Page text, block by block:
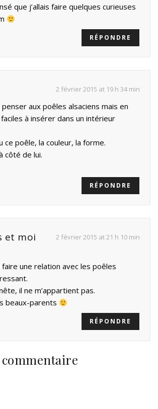
que j’allais faire quelques curieuses
RÉPONDRE
2 février 2015 at 19 h 34 min
aux poêles alsaciens mais en
à insérer dans un intérieur
ce poêle, la couleur, la forme.
côté de lui.
RÉPONDRE
et moi 2 février 2015 at 21 h 10 min
faire une relation avec les poêles
il ne m’appartient pas.
beaux-parents
RÉPONDRE